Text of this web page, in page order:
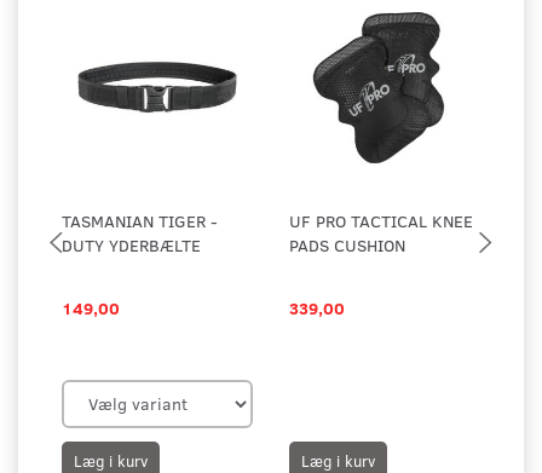
TASMANIAN TIGER -
DUTY YDERBÆLTE
149,00
Læg i kurv
UF PRO TACTICAL KNEE
PADS CUSHION
339,00
Læg i kurv